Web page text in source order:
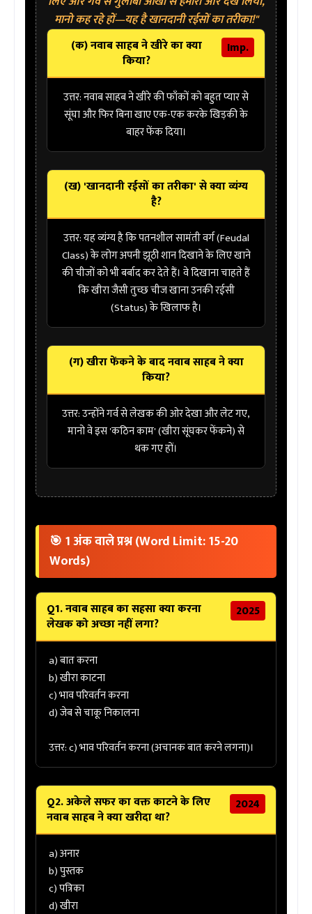
मानो कह रहे हों—यह है खानदानी रईसों का तरीका!"
(क) नवाब साहब ने खीरे का क्या
किया?
Imp.
उत्तर:नवाब साहब ने खीरे की फाँकों को बहुत प्यार से
सूंघा और फिर बिना खाए एक-एक करकेखिड़की के
बाहरफेंक दिया।
(ख) 'खानदानी रईसों का तरीका' से क्या व्यंग्य
है?
उत्तर:यह व्यंग्य है कि पतनशील सामंती वर्ग (Feudal
Class) के लोग अपनी झूठी शान दिखाने के लिए खाने
की चीजों को भी बर्बाद कर देते हैं। वे दिखाना चाहते हैं
कि खीरा जैसी तुच्छ चीज खाना उनकीरईसी
(Status)के खिलाफ है।
(ग) खीरा फेंकने के बाद नवाब साहब ने क्या
किया?
उत्तर:उन्होंने गर्व से लेखक की ओर देखा और लेट गए,
मानो वे इस 'कठिन काम' (खीरा सूंघकर फेंकने) से
थक गए हों।
🎯 1 अंक वाले प्रश्न (Word Limit: 15-20
Words)
Q1. नवाब साहब का सहसा क्या करना
लेखक को अच्छा नहीं लगा?
2025
a) बात करना
b) खीरा काटना
c) भाव परिवर्तन करना
d) जेब से चाकू निकालना
उत्तर: c) भाव परिवर्तन करना(अचानक बात करने लगना)।
Q2. अकेले सफर का वक्त काटने के लिए
नवाब साहब ने क्या खरीदा था?
2024
a) अनार
b) पुस्तक
c) पत्रिका
d) खीरा